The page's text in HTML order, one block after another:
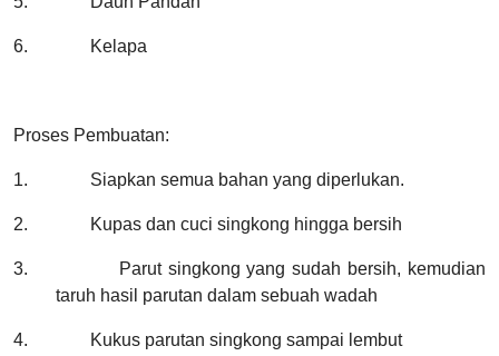
6. Kelapa
Proses Pembuatan:
1. Siapkan semua bahan yang diperlukan.
2. Kupas dan cuci singkong hingga bersih
3.
Parut singkong yang sudah bersih, kemudian
taruh hasil parutan dalam sebuah wadah
4. Kukus parutan singkong sampai lembut